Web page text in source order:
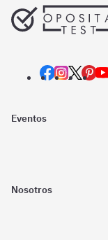
Eventos
Nosotros